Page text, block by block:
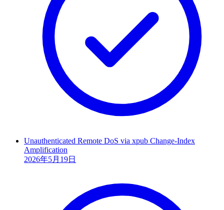
Unauthenticated Remote DoS via xpub Change-Index
Amplification
2026年5月19日